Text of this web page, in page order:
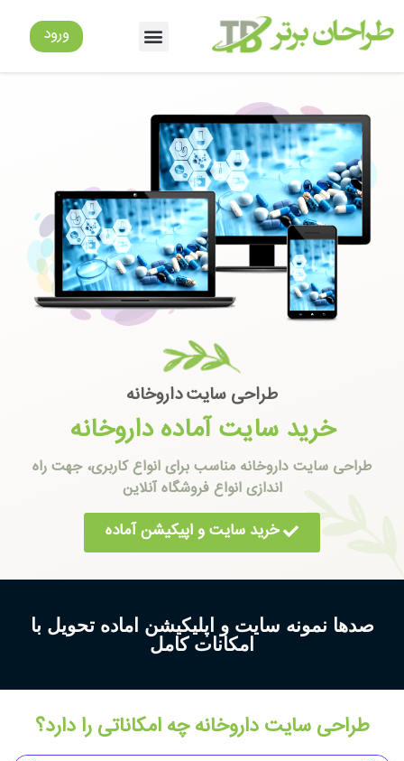
ورود
طراحی سایت داروخانه
خرید سایت آماده داروخانه
طراحی سایت داروخانه مناسب برای انواع کاربری، جهت راه
اندازی انواع فروشگاه آنلاین
خرید سایت و اپیکیشن آماده
صدها نمونه سایت و اپلیکیشن اماده تحویل با
امکانات کامل
طراحی سایت داروخانه چه امکاناتی را دارد؟